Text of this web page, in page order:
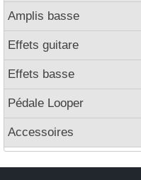
Amplis basse
Effets guitare
Effets basse
Pédale Looper
Accessoires